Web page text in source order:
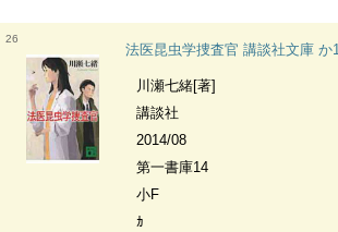
26
法医昆虫学捜査官 講談社文庫 か132-
川瀬七緒[著]
講談社
2014/08
第一書庫14
小F
ｶ